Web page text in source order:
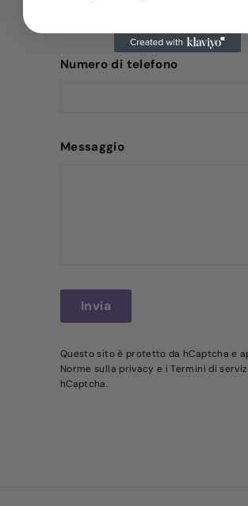
Numero di telefono
Messaggio
InviaInvia
Questo sito è protetto da hCaptcha e
Norme sulla privacy e iTermini di
hCaptcha.